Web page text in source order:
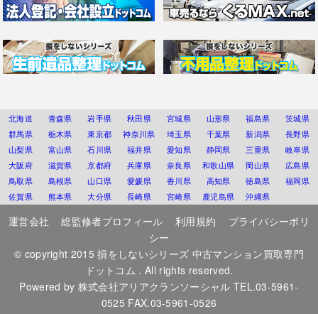
北海道 青森県 岩手県 秋田県 宮城県 山形県 福島県
茨城県
群馬県
栃木県 東京都 神奈川県 埼玉県 千葉県 新潟県
長野県
山梨県
富山県 石川県 福井県 愛知県 静岡県 三重県
岐阜県
大阪府
滋賀県 京都府 兵庫県 奈良県 和歌山県 岡山県
広島県
鳥取県
島根県 山口県 愛媛県 香川県 高知県 徳島県
福岡県
佐賀県
熊本県 大分県 長崎県 宮崎県 鹿児島県 沖縄県
運営会社 総監修者プロフィール 利用規約
プライバシーポリ
シー
© copyright 2015損をしないシリーズ 中古マンション買取専門
ドットコム . All rights reserved.
Powered by 株式会社アリアクランソーシャル TEL.03-5961-
0525 FAX.03-5961-0526